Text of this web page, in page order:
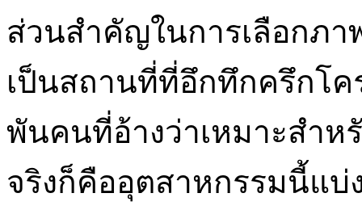
ส่วนสำคัญในการเลือกภาพ
เป็นสถานที่ที่อึกทึกครึกโ
พันคนที่อ้างว่าเหมาะสำ
จริงก็คืออุตสาหกรรมนี้แบ่